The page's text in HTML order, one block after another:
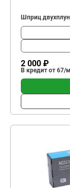
Шприц
2 000 ₽
В кредит от 67/